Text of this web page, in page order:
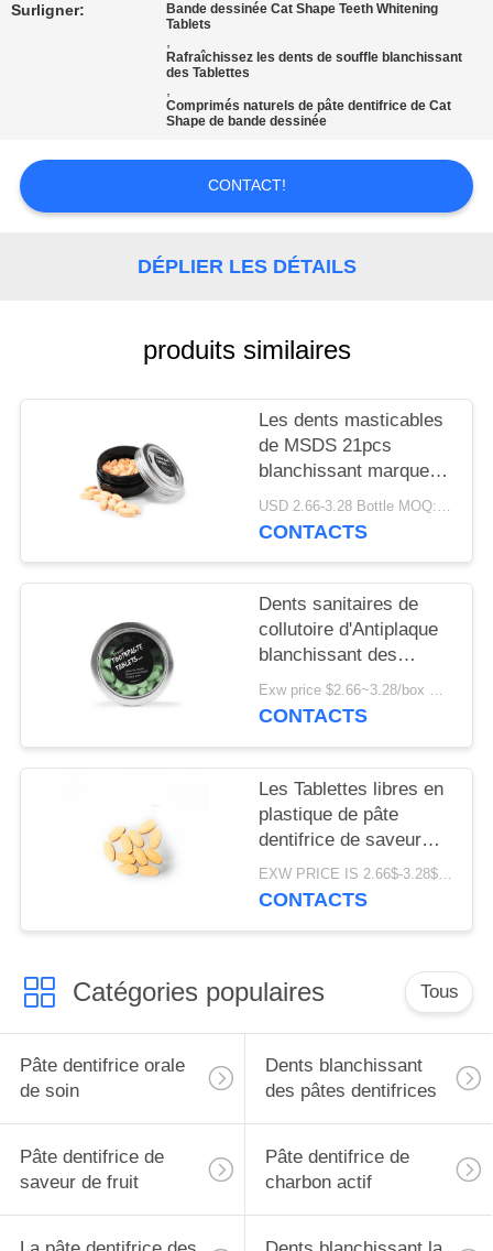
CONTACTEZ-
DEMANDEZ
UNE
CITATION
MATIÈRE
PROTECTION
PRIVÉE
Surligner:
Bande dessinée Cat Shape Teeth Whitening
Tablets
,
Rafraîchissez les dents de souffle blanchissant
des Tablettes
,
Comprimés naturels de pâte dentifrice de Cat
Shape de bande dessinée
CONTACT!
DÉPLIER LES DÉTAILS
produits similaires
Les dents masticables
de MSDS 21pcs
blanchissant marque
sur tablette la saveur
dégradable de bubble-
USD 2.66-3.28 Bottle MOQ:150 bouteilles
CONTACTS
Dents sanitaires de
collutoire d'Antiplaque
blanchissant des
Tablettes sans
chambre
Exw price $2.66~3.28/box MOQ:5000 boîtes
CONTACTS
Les Tablettes libres en
plastique de pâte
dentifrice de saveur
orange d'OEM mettent
la forme à zéro ovale
EXW PRICE IS 2.66$-3.28$/BOTTLE MOQ:boîte de 60pcs *100
CONTACTS
Catégories populaires Tous
Pâte dentifrice orale
de soin
Dents blanchissant
des pâtes dentifrices
Pâte dentifrice de
saveur de fruit
Pâte dentifrice de
charbon actif